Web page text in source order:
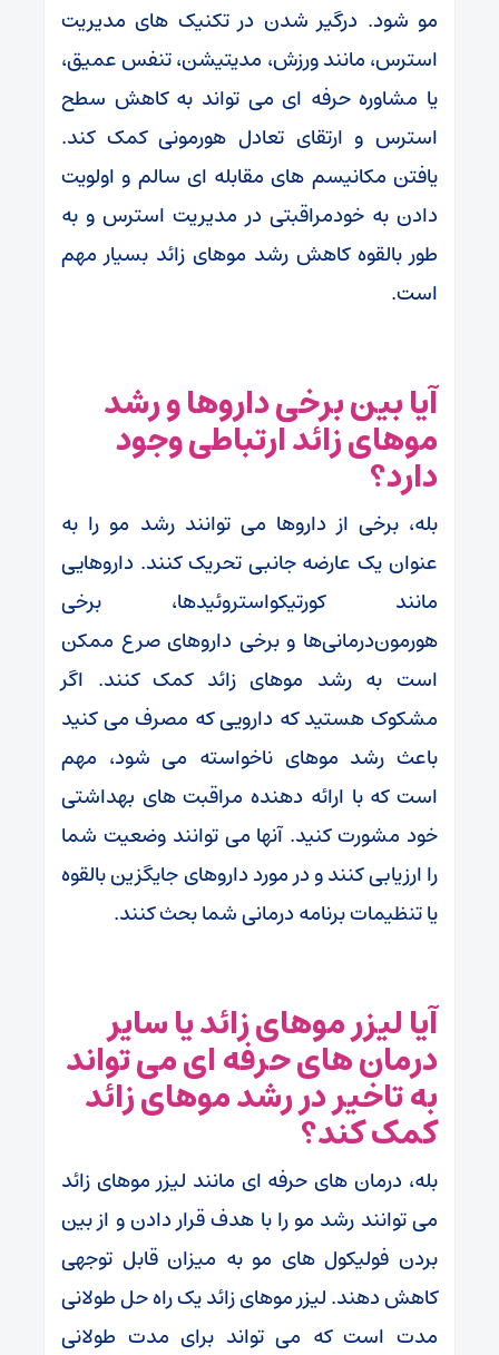
مو شود. درگیر شدن در تکنیک های مدیریت
استرس، مانند ورزش، مدیتیشن، تنفس عمیق،
یا مشاوره حرفه ای می تواند به کاهش سطح
استرس و ارتقای تعادل هورمونی کمک کند.
یافتن مکانیسم های مقابله ای سالم و اولویت
دادن به خودمراقبتی در مدیریت استرس و به
طور بالقوه کاهش رشد موهای زائد بسیار مهم
است.
آیا بین برخی داروها و رشد
موهای زائد ارتباطی وجود
دارد؟
بله، برخی از داروها می توانند رشد مو را به
عنوان یک عارضه جانبی تحریک کنند. داروهایی
مانند کورتیکواستروئیدها، برخی
هورمون‌درمانی‌ها و برخی داروهای صرع ممکن
است به رشد موهای زائد کمک کنند. اگر
مشکوک هستید که دارویی که مصرف می کنید
باعث رشد موهای ناخواسته می شود، مهم
است که با ارائه دهنده مراقبت های بهداشتی
خود مشورت کنید. آنها می توانند وضعیت شما
را ارزیابی کنند و در مورد داروهای جایگزین بالقوه
یا تنظیمات برنامه درمانی شما بحث کنند.
آیا لیزر موهای زائد یا سایر
درمان های حرفه ای می تواند
به تاخیر در رشد موهای زائد
کمک کند؟
بله، درمان های حرفه ای مانند لیزر موهای زائد
می توانند رشد مو را با هدف قرار دادن و از بین
بردن فولیکول های مو به میزان قابل توجهی
کاهش دهند. لیزر موهای زائد یک راه حل طولانی
مدت است که می تواند برای مدت طولانی